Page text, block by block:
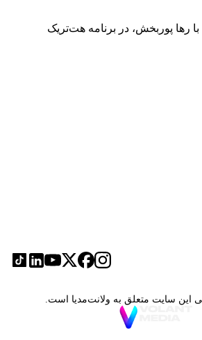
رها پوربخش، در برنامه هت‌تریک
این سایت متعلق به ولانت‌مدیا است.